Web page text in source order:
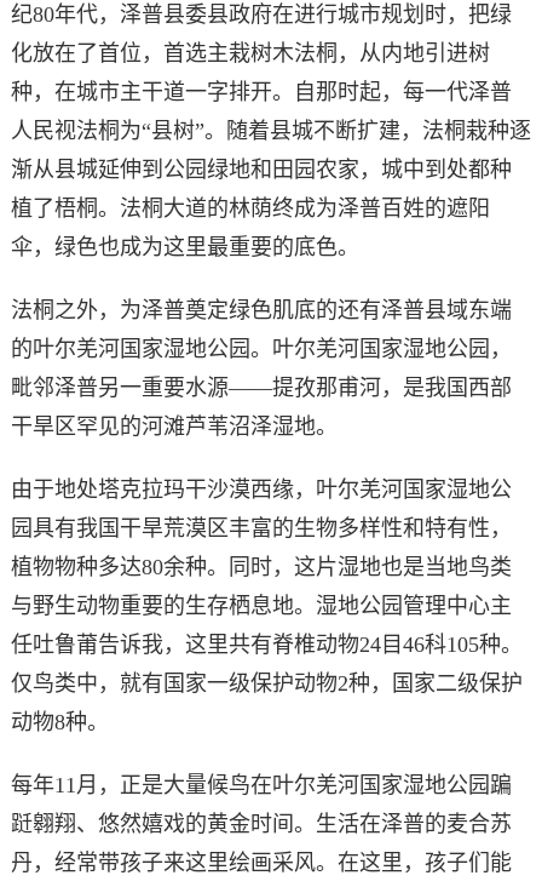
纪80年代，泽普县委县政府在进行城市规划时，把绿
化放在了首位，首选主栽树木法桐，从内地引进树
种，在城市主干道一字排开。自那时起，每一代泽普
人民视法桐为“县树”。随着县城不断扩建，法桐栽种逐
渐从县城延伸到公园绿地和田园农家，城中到处都种
植了梧桐。法桐大道的林荫终成为泽普百姓的遮阳
伞，绿色也成为这里最重要的底色。
法桐之外，为泽普奠定绿色肌底的还有泽普县域东端
的叶尔羌河国家湿地公园。叶尔羌河国家湿地公园，
毗邻泽普另一重要水源——提孜那甫河，是我国西部
干旱区罕见的河滩芦苇沼泽湿地。
由于地处塔克拉玛干沙漠西缘，叶尔羌河国家湿地公
园具有我国干旱荒漠区丰富的生物多样性和特有性，
植物物种多达80余种。同时，这片湿地也是当地鸟类
与野生动物重要的生存栖息地。湿地公园管理中心主
任吐鲁莆告诉我，这里共有脊椎动物24目46科105种。
仅鸟类中，就有国家一级保护动物2种，国家二级保护
动物8种。
每年11月，正是大量候鸟在叶尔羌河国家湿地公园蹁
跹翱翔、悠然嬉戏的黄金时间。生活在泽普的麦合苏
丹，经常带孩子来这里绘画采风。在这里，孩子们能